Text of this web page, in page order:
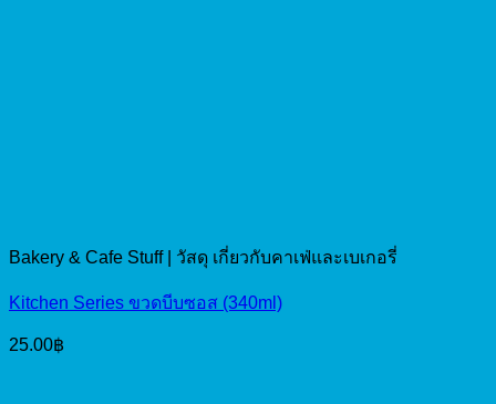
Bakery & Cafe Stuff | วัสดุ เกี่ยวกับคาเฟ่และเบเกอรี่
Kitchen Series ขวดบีบซอส (340ml)
25.00฿